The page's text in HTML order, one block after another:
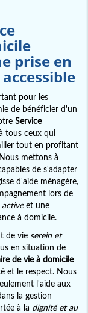
prise en
pour les
de bénéficier d'un
Service
tous ceux qui
tout en profitant
mettons à
de s'adapter
d'aide ménagère,
lors de
et une
à domicile.
de vie serein et
en situation de
de vie à domicile
et le respect. Nous
l'aide aux
la gestion
à la dignité et au